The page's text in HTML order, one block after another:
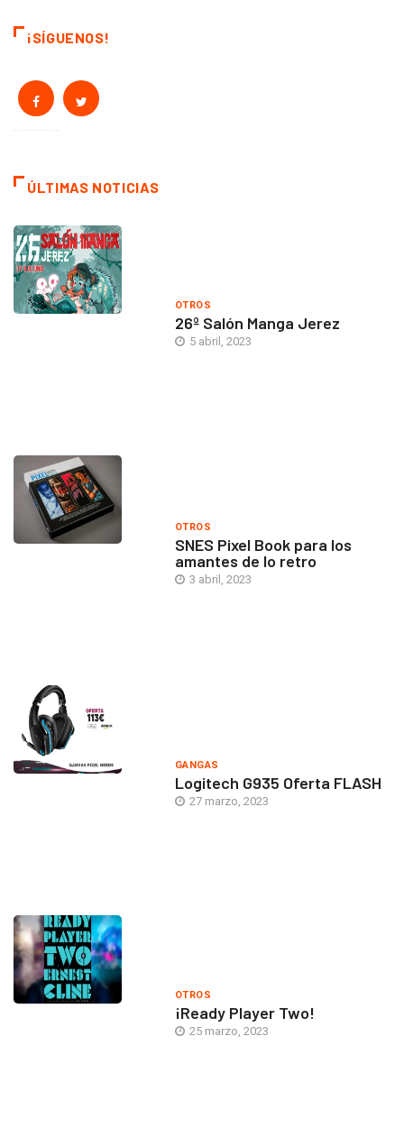
¡SÍGUENOS!
ÚLTIMAS NOTICIAS
OTROS
26º Salón Manga Jerez
5 abril, 2023
OTROS
SNES Pixel Book para los
amantes de lo retro
3 abril, 2023
GANGAS
Logitech G935 Oferta FLASH
27 marzo, 2023
OTROS
¡Ready Player Two!
25 marzo, 2023